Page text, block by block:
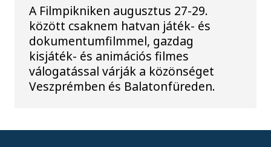
A Filmpikniken augusztus 27-29.
között csaknem hatvan játék- és
dokumentumfilmmel, gazdag
kisjáték- és animációs filmes
válogatással várják a közönséget
Veszprémben és Balatonfüreden.